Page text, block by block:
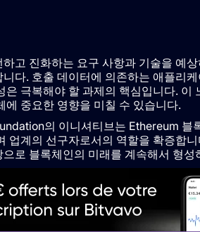
고 진화하는 요구 사항과 기술을 예
다. 호출 데이터에 의존하는 애플리
은 극복해야 할 과제의 핵심입니다. 이
에 중요한 영향을 미칠 수 있습니다.
의 이니셔티브는 Ethereum 블
업계의 선구자로서의 역할을 확증합
로 블록체인의 미래를 계속해서 형성